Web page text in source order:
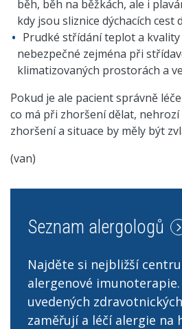
běh, běh na běžkách, ale i
kdy jsou sliznice dýchacích cest
Prudké střídání teplot a kvality
nebezpečné zejména při
klimatizovaných prostorách a
Pokud je ale pacient správně
co má při zhoršení dělat,
zhoršení a situace by měly být
(van)
Seznam alergologů
Najděte si nejbližší
alergenové imunoterapie.
uvedených
zaměřují a léčí alergie na